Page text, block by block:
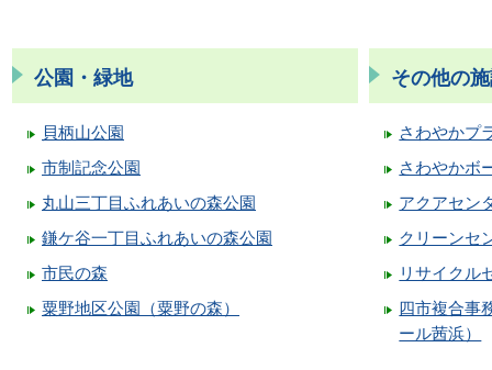
公園・緑地
貝柄山公園
市制記念公園
丸山三丁目ふれあいの森公園
鎌ケ谷一丁目ふれあいの森公園
市民の森
粟野地区公園（粟野の森）
その他の
さわやかプ
さわやかボ
アクアセン
クリーンセ
リサイクル
四市複合事
ール茜浜）